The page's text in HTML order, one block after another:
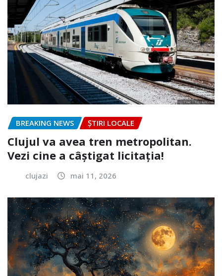
BREAKING NEWS ȘTIRI LOCALE
Clujul va avea tren metropolitan.
Vezi cine a câștigat licitația!
clujazi mai 11, 2026